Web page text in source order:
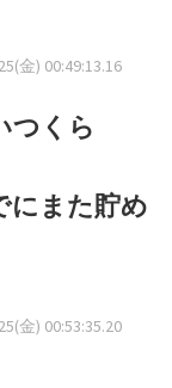
金) 00:49:13.16
つくら
にまた貯め
金) 00:53:35.20